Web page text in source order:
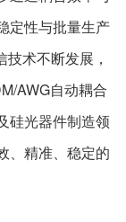
定性与批量生产
术不断发展，
AWG自动耦合
硅光器件制造领
、精准、稳定的